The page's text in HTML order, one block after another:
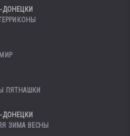
ДОНЕЦКИ
ПЯТНАШКИ
ДОНЕЦКИ
ЗИМА ВЕСНЫ